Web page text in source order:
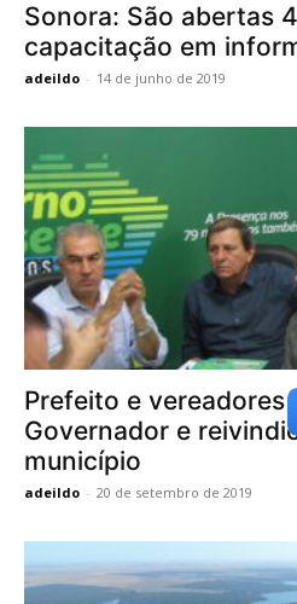
Sonora: São abertas
capacitação em
adeildo - 14 de junho de 2019
Prefeito e vereadores
Governador e
município
adeildo - 20 de setembro de 2019